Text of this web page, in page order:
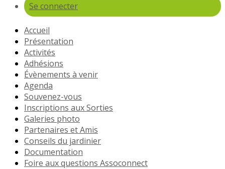
Se connecter
Accueil
Présentation
Activités
Adhésions
Évènements à venir
Agenda
Souvenez-vous
Inscriptions aux Sorties
Galeries photo
Partenaires et Amis
Conseils du jardinier
Documentation
Foire aux questions Assoconnect